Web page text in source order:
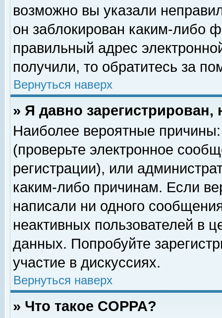
возможно вы указали
он заблокирован каким-либо
правильный адрес
получили, то обратитесь за
Вернуться наверх
» Я давно
Наиболее вероятные
(проверьте электронное
регистрации), или
каким-либо причинам. Если
написали ни одного
неактивных пользователей в
данных. Попробуйте
участие в дискуссиях.
Вернуться наверх
» Что такое COPPA?